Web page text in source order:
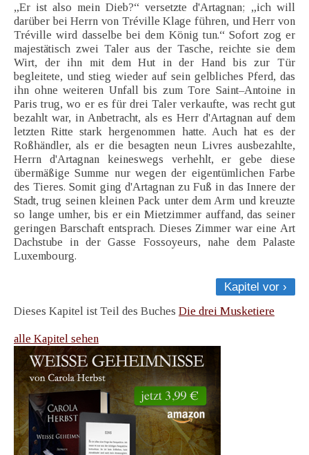
„Er ist also mein Dieb?“ versetzte d'Artagnan; „ich will
darüber bei Herrn von Tréville Klage führen, und Herr von
Tréville wird dasselbe bei dem König tun.“ Sofort zog er
majestätisch zwei Taler aus der Tasche, reichte sie dem
Wirt, der ihn mit dem Hut in der Hand bis zur Tür
begleitete, und stieg wieder auf sein gelbliches Pferd, das
ihn ohne weiteren Unfall bis zum Tore Saint–Antoine in
Paris trug, wo er es für drei Taler verkaufte, was recht gut
bezahlt war, in Anbetracht, als es Herr d'Artagnan auf dem
letzten Ritte stark hergenommen hatte. Auch hat es der
Roßhändler, als er die besagten neun Livres ausbezahlte,
Herrn d'Artagnan keineswegs verhehlt, er gebe diese
übermäßige Summe nur wegen der eigentümlichen Farbe
des Tieres. Somit ging d'Artagnan zu Fuß in das Innere der
Stadt, trug seinen kleinen Pack unter dem Arm und kreuzte
so lange umher, bis er ein Mietzimmer auffand, das seiner
geringen Barschaft entsprach. Dieses Zimmer war eine Art
Dachstube in der Gasse Fossoyeurs, nahe dem Palaste
Luxembourg.
Kapitel vor ›
Dieses Kapitel ist Teil des Buches Die drei Musketiere
alle Kapitel sehen